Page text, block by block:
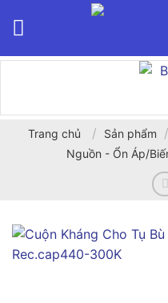
Trang chủ / Sản phẩm /
Nguồn - Ổn Áp/